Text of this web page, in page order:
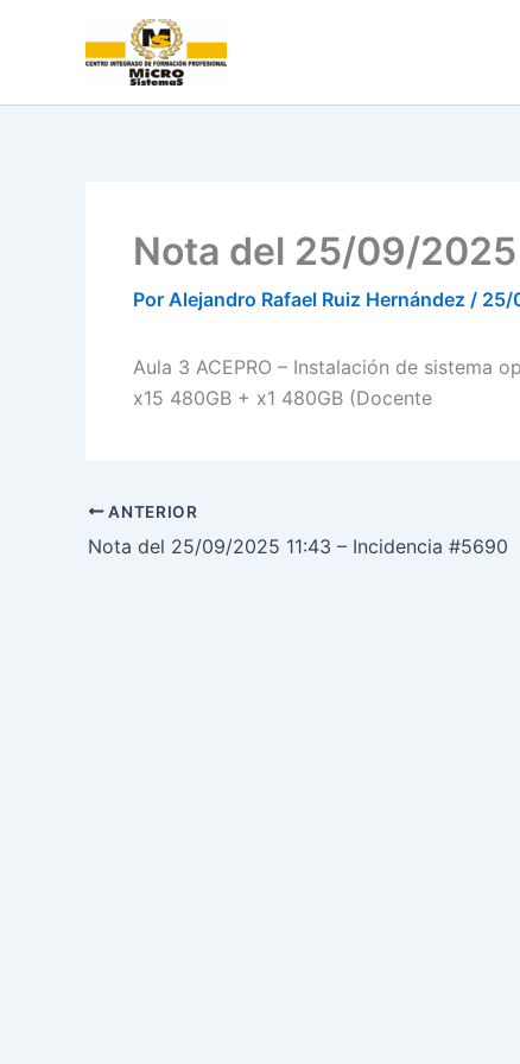
Nota del 25/09/
Por Alejandro Rafael Ruiz Hernández / 25/
Aula 3 ACEPRO – Instalación de sistema
x15 480GB + x1 480GB (Docente
ANTERIOR
Nota del 25/09/2025 11:43 – Incidencia #5690